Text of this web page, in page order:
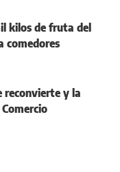
kilos de fruta del
comedores
reconvierte y la